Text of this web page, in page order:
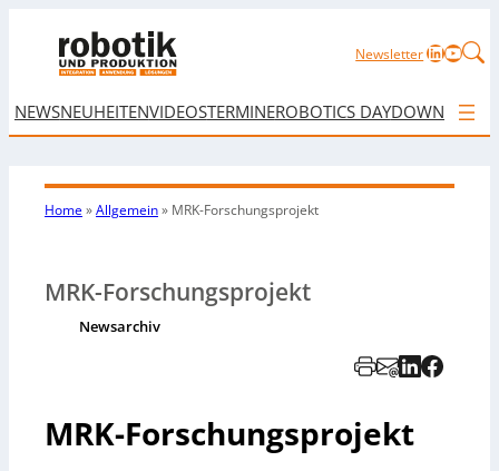
NewsletterLinkedIn
NEWSNEUHEITENVIDEOSTERMINEROBOTICS DAYDOWNLOAD
Home»Allgemein» MRK-Forschungsprojekt
MRK-Forschungsprojekt
Newsarchiv
MRK-Forschungsprojekt